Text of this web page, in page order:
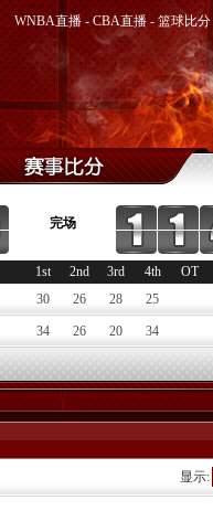
WNBA直播 -CBA直播-篮球比分
完场
1st 2nd 3rd 4th OT
30 26 28 25
34 26 20 34
显示: